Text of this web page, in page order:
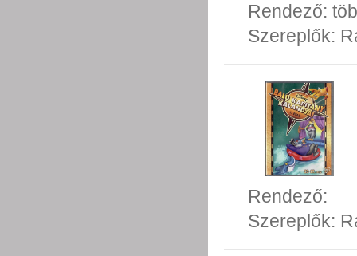
Rendező:
Szereplők:
Rendező:
Szereplők: